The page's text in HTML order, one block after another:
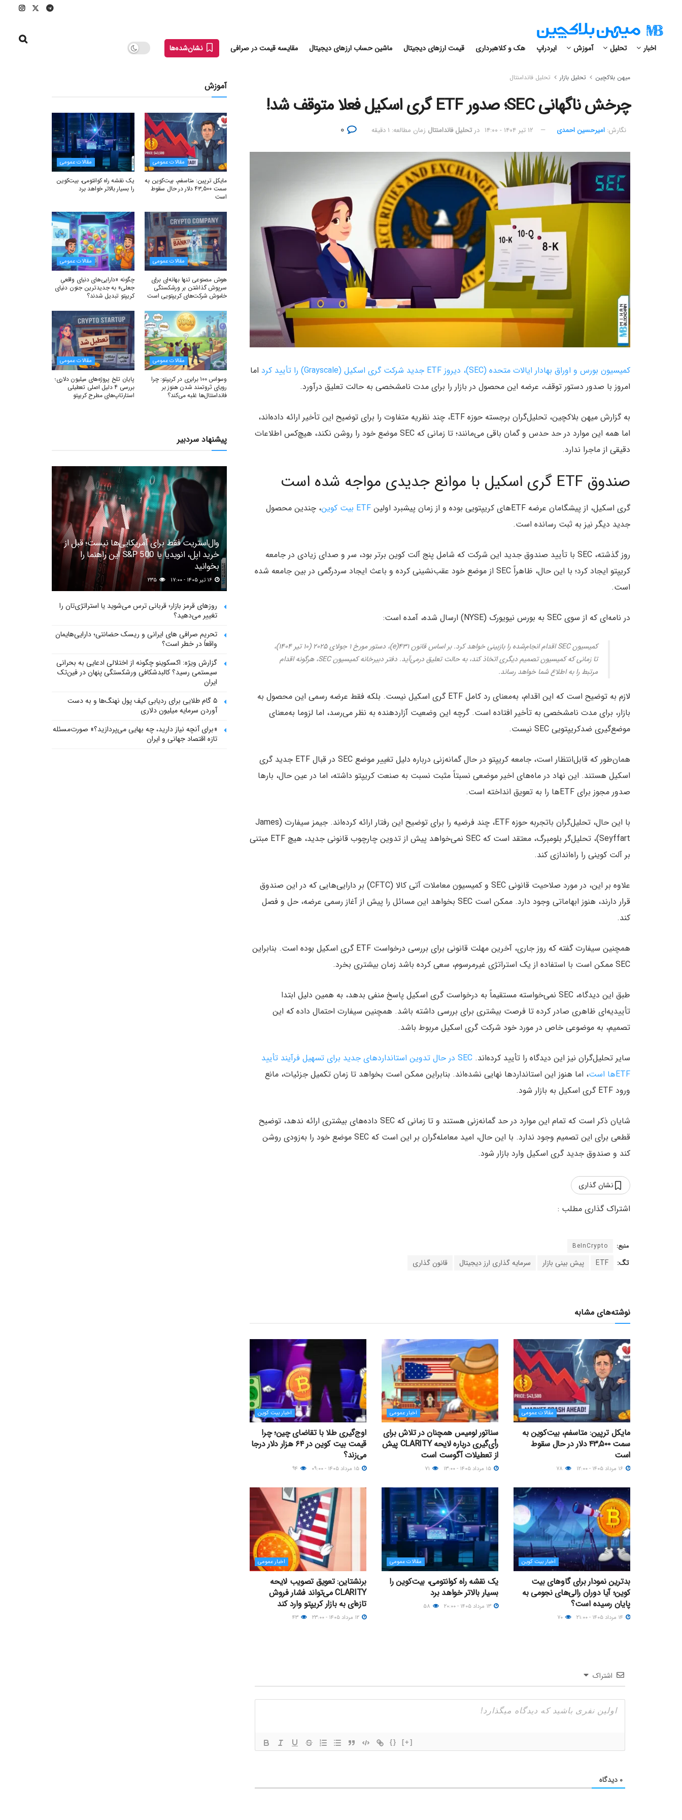
اخبار تحلیل آموزش ایردراپ هک و کلاهبرداری قیمت ارزهای دیجیتال ماشین حساب ارزهای دیجیتال مقایسه قیمت در صرافی نشان‌شده‌ها
میهن بلاکچین تحلیل بازار تحلیل فاندامنتال
چرخش ناگهانی SEC؛ صدور ETF گری اسکیل فعلا متوقف شد!
نگارش:‌ امیرحسین احمدی ۱۲ تیر ۱۴۰۴ - ۱۴:۰۰ در تحلیل فاندامنتال زمان مطالعه: ۱ دقیقه
کمیسیون بورس و اوراق بهادار ایالات متحده (SEC)، دیروز ETF جدید شرکت گری اسکیل (Grayscale) را تأیید کرد
اما
امروز با صدور دستور توقف، عرضه این محصول در بازار را برای مدت نامشخصی به حالت تعلیق درآورد.
به گزارش میهن بلاکچین، تحلیل‌گران برجسته حوزه ETF، چند نظریه متفاوت را برای توضیح این تأخیر ارائه داده‌اند،
اما همه این موارد در حد حدس‌ و گمان باقی می‌مانند؛ تا زمانی که SEC موضع خود را روشن نکند، هیچ‌کس اطلاعات
دقیقی از ماجرا ندارد.
صندوق ETF گری اسکیل با موانع جدیدی مواجه شده است
گری اسکیل، از پیشگامان عرضه ETFهای کریپتویی بوده و از زمان پیشبرد اولین ETF بیت‌ کوین
، چندین محصول
جدید دیگر نیز به ثبت رسانده است.
روز گذشته، SEC با تأیید صندوق جدید این شرکت که شامل پنج آلت‌ کوین برتر بود، سر و صدای زیادی در جامعه
کریپتو ایجاد کرد؛ با این حال، ظاهراً SEC از موضع خود عقب‌نشینی کرده و باعث ایجاد سردرگمی در بین جامعه شده
است.
در نامه‌ای که از سوی SEC به بورس نیویورک (NYSE) ارسال شده، آمده است:
کمیسیون SEC اقدام انجام‌شده را بازبینی خواهد کرد. بر اساس قانون ۴۳۱(e)، دستور مورخ ۱ جولای ۲۰۲۵ (۱۰ تیر ۱۴۰۴)،
تا زمانی که کمیسیون تصمیم دیگری اتخاذ کند، به حالت تعلیق درمی‌آید. دفتر دبیرخانه کمیسیون SEC، هرگونه اقدام
مرتبط را به اطلاع شما خواهد رساند.
لازم به توضیح است که این اقدام، به‌معنای رد کامل ETF گری اسکیل نیست. بلکه فقط عرضه رسمی این محصول به
بازار، برای مدت نامشخصی به تأخیر افتاده است. گرچه این وضعیت آزاردهنده به نظر می‌رسد، اما لزوما به‌معنای
موضع‌گیری ضدکریپتویی SEC نیست.
همان‌طور که قابل‌انتظار است، جامعه کریپتو در حال گمانه‌زنی درباره دلیل تغییر موضع SEC در قبال ETF جدید گری
اسکیل هستند. این نهاد در ماه‌های اخیر موضعی نسبتاً مثبت نسبت به صنعت کریپتو داشته، اما در عین حال، بارها
صدور مجوز برای ETFها را به تعویق انداخته است.
با این حال، تحلیل‌گران باتجربه حوزه ETF، چند فرضیه را برای توضیح این رفتار ارائه کرده‌اند. جیمز سیفارت (James
Seyffart)، تحلیل‌گر بلومبرگ، معتقد است که SEC نمی‌خواهد پیش از تدوین چارچوب قانونی جدید، هیچ ETF مبتنی
بر آلت‌ کوینی را راه‌اندازی کند.
علاوه بر این، در مورد صلاحیت قانونی SEC و کمیسیون معاملات آتی کالا (CFTC) بر دارایی‌هایی که در این صندوق
قرار دارند، هنوز ابهاماتی وجود دارد. ممکن است SEC بخواهد این مسائل را پیش از آغاز رسمی عرضه، حل‌ و فصل
کند.
همچنین سیفارت گفته که روز جاری، آخرین مهلت قانونی برای بررسی درخواست ETF گری اسکیل بوده است. بنابراین
SEC ممکن است با استفاده از یک استراتژی غیرمرسوم، سعی کرده باشد زمان بیشتری بخرد.
طبق این دیدگاه، SEC نمی‌خواسته مستقیماً به درخواست گری اسکیل پاسخ منفی بدهد، به همین دلیل ابتدا
تأییدیه‌ای ظاهری صادر کرده تا فرصت بیشتری برای بررسی داشته باشد. همچنین سیفارت احتمال داده که این
تصمیم، به موضوعی خاص در مورد خود شرکت گری اسکیل مربوط باشد.
سایر تحلیل‌گران نیز این دیدگاه را تأیید کرده‌اند.
SEC در حال تدوین استانداردهای جدید برای تسهیل فرآیند تأیید
ETFها است
، اما هنوز این استانداردها نهایی نشده‌اند. بنابراین ممکن است بخواهد تا زمان تکمیل جزئیات، مانع
ورود ETF گری اسکیل به بازار شود.
شایان ذکر است که تمام این موارد در حد گمانه‌زنی هستند و تا زمانی که SEC داده‌های بیشتری ارائه ندهد، توضیح
قطعی برای این تصمیم وجود ندارد. با این حال، امید معامله‌گران بر این است که SEC موضع خود را به‌زودی روشن
کند و صندوق جدید گری اسکیل وارد بازار شود.
نشان گذاری
منبع: BeInCrypto
تگ: ETF پیش بینی بازار سرمایه گذاری ارز دیجیتال قانون گذاری
نوشته‌های مشابه
مقالات عمومی
مایکل ترپین: متاسفم، بیت‌کوین به
سمت ۴۳,۵۰۰ دلار در حال سقوط
است
اخبار عمومی
سناتور لومیس همچنان در تلاش برای
رأی‌گیری درباره لایحه CLARITY پیش
از تعطیلات آگوست است
اخبار بیت کوین
اوج‌گیری طلا با تقاضای چین؛ چرا
قیمت بیت کوین در ۶۴ هزار دلار درجا
می‌زند؟
اخبار بیت کوین
بدترین نمودار برای گاوهای بیت
کوین؛ آیا دوران رالی‌های نجومی به
پایان رسیده است؟
مقالات عمومی
یک نقشه راه کوانتومی، بیت‌کوین را
بسیار بالاتر خواهد برد
اخبار عمومی
برنشتاین: تعویق تصویب لایحه
CLARITY می‌تواند فشار فروش
تازه‌ای به بازار کریپتو وارد کند
اشتراک
{} [+]
۰ دیدگاه
آموزش
مقالات عمومی
مایکل ترپین: متاسفم، بیت‌کوین به
سمت ۴۳,۵۰۰ دلار در حال سقوط
است
مقالات عمومی
یک نقشه راه کوانتومی، بیت‌کوین
را بسیار بالاتر خواهد برد
مقالات عمومی
هوش مصنوعی تنها بهانه‌ای برای
سرپوش گذاشتن بر ورشکستگی
خاموش شرکت‌های کریپتویی است
مقالات عمومی
چگونه «دارایی‌های دنیای واقعیِ
جعلی» به جدیدترین جنون دنیای
کریپتو تبدیل شدند؟
مقالات عمومی
وسواس ۱۰۰ برابری در کریپتو: چرا
رویای ثروتمند شدن هنوز بر
فاندامنتال‌ها غلبه می‌کند؟
مقالات عمومی
پایان تلخ پروژه‌های میلیون دلاری؛
بررسی ۴ دلیل اصلی تعطیلی
استارتاپ‌های مطرح کریپتو
پیشنهاد سردبیر
وال‌استریت فقط برای آمریکایی‌ها نیست؛ قبل از
خرید اپل، انویدیا یا S&P 500 این راهنما را
بخوانید
روزهای قرمز بازار؛ قربانی ترس می‌شوید یا استراتژی‌تان را
تغییر می‌دهید؟
تحریم صرافی های ایرانی و ریسک حضانتی؛ دارایی‌هایمان
واقعاً در خطر است؟
گزارش ویژه: اکسکوینو چگونه از اختلالی ادعایی به بحرانی
سیستمی رسید؟ کالبدشکافی ورشکستگی پنهان در فین‌تک
ایران
۵ گام طلایی برای ردیابی کیف پول‌ نهنگ‌ها و به دست
آوردن سرمایه میلیون دلاری
«برای آنچه نیاز دارید، چه بهایی می‌پردازید؟» صورت‌مسئله
تازه اقتصاد جهانی و ایران